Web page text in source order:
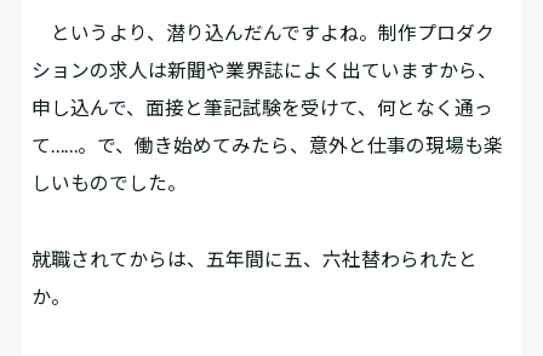
というより、潜り込んだんですよね。制作プロダク
ションの求人は新聞や業界誌によく出ていますから、
申し込んで、面接と筆記試験を受けて、何となく通っ
て……。で、働き始めてみたら、意外と仕事の現場も楽
しいものでした。
――就職されてからは、五年間に五、六社替わられたと
か。